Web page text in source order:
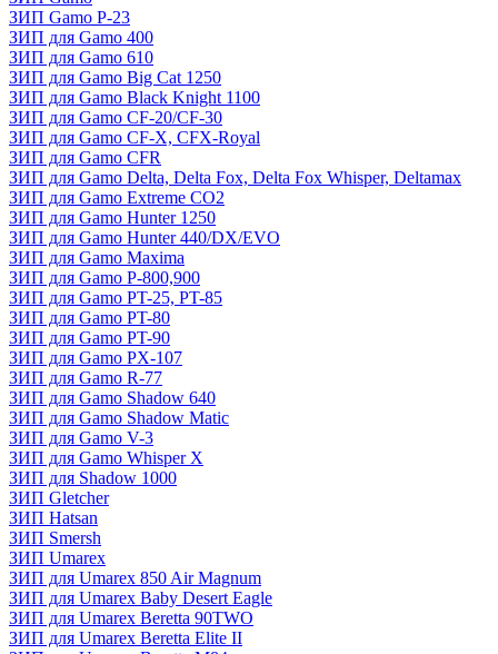
ЗИП Gamo P-23
ЗИП для Gamo 400
ЗИП для Gamo 610
ЗИП для Gamo Big Cat 1250
ЗИП для Gamo Black Knight 1100
ЗИП для Gamo CF-20/CF-30
ЗИП для Gamo CF-X, CFX-Royal
ЗИП для Gamo CFR
ЗИП для Gamo Delta, Delta Fox, Delta Fox Whisper, Deltamax
ЗИП для Gamo Extreme CO2
ЗИП для Gamo Hunter 1250
ЗИП для Gamo Hunter 440/DX/EVO
ЗИП для Gamo Maxima
ЗИП для Gamo P-800,900
ЗИП для Gamo PT-25, PT-85
ЗИП для Gamo PT-80
ЗИП для Gamo PT-90
ЗИП для Gamo PX-107
ЗИП для Gamo R-77
ЗИП для Gamo Shadow 640
ЗИП для Gamo Shadow Matic
ЗИП для Gamo V-3
ЗИП для Gamo Whisper X
ЗИП для Shadow 1000
ЗИП Gletcher
ЗИП Hatsan
ЗИП Smersh
ЗИП Umarex
ЗИП для Umarex 850 Air Magnum
ЗИП для Umarex Baby Desert Eagle
ЗИП для Umarex Beretta 90TWO
ЗИП для Umarex Beretta Elite II